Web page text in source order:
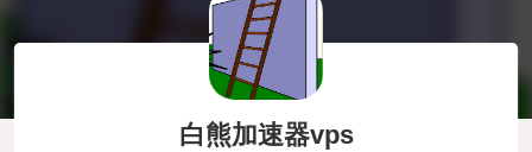
白熊加速器vps